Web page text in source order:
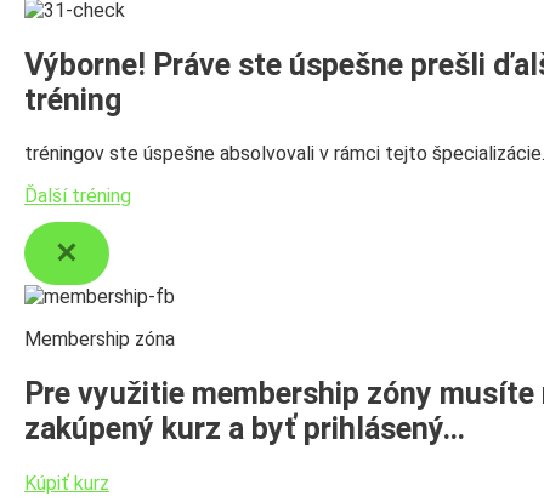
Výborne! Práve ste úspešne prešli
tréning
tréningov ste úspešne absolvovali v rámci tejto špecializácie.
Ďalší tréning
Membership zóna
Pre využitie membership zóny musíte
zakúpený kurz a byť prihlásený…
Kúpiť kurz